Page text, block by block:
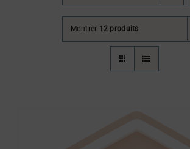
Montrer 12 produits